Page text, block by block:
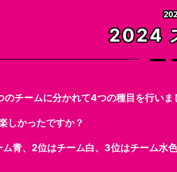
2024
のチームに分かれて4つの種目を行いま
しかったですか？
ム青、2位はチーム白、3位はチーム水